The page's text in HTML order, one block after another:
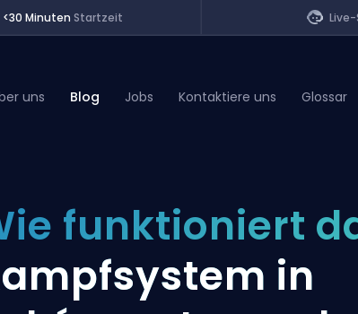
<30 Minuten Startzeit
uns Blog Jobs Kontaktiere uns Glossar
funktioniert
in